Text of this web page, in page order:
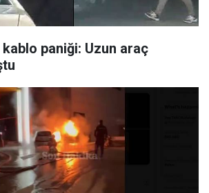
kablo paniği: Uzun araç